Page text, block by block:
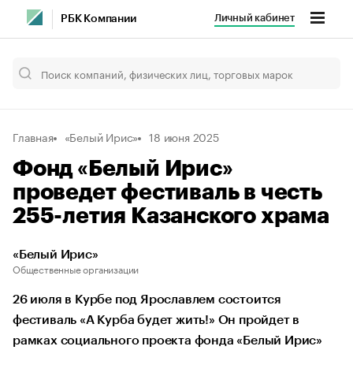
РБК Компании Личный кабинет
Главная «Белый Ирис» 18 июня 2025
Фонд «Белый Ирис»
проведет фестиваль в честь
255-летия Казанского храма
«Белый Ирис»
Общественные организации
26 июля в Курбе под Ярославлем состоится
фестиваль «А Курба будет жить!» Он пройдет в
рамках социального проекта фонда «Белый Ирис»